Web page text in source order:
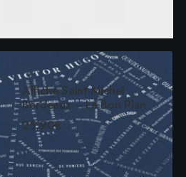
Affiche Saint-Michel
Bordeaux – Le Bon Plan
25,90€